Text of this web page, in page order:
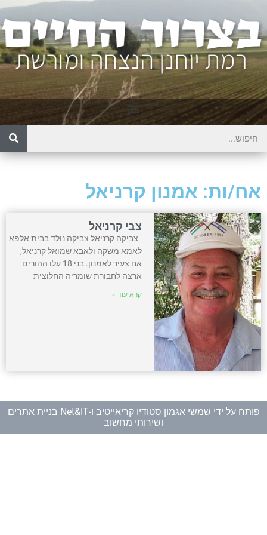
אח/ות: אמנון קרניאל
צבי קרניאל
צביקה קרניאל צביקה נולד בבית אלפא
לאמא משקה ולאבא שמואל קרניאל,
אח צעיר לאמנון. בני 18 עלו ההורים
ארצה לחבורת שומריה החלוצית
קרא עוד »
פותח על ידי שמשי אגמון סטודיו קריאייטיב ו-
Net&IT בניית אתרים
ושירותי מחשוב